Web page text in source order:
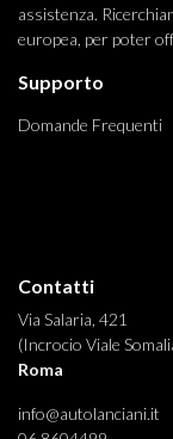
assistenza.
europea, per poter
Supporto
Domande Frequenti
Contatti
Via Salaria, 421
(Incrocio Viale
Roma
info@autolanciani.it